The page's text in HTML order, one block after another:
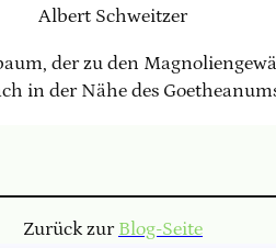
Albert Schweitzer
der zu den
in der Nähe des
Zurück zur Blog-Seite